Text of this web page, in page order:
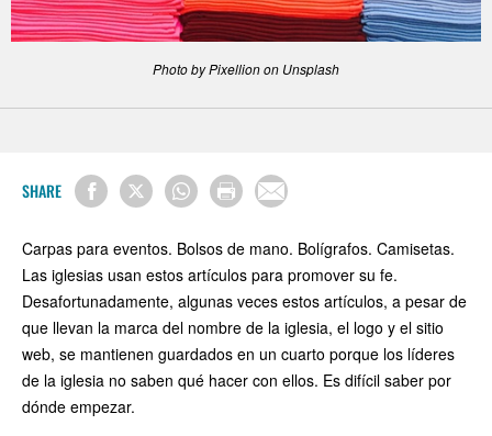
Photo by Pixellion on Unsplash
SHARE
Carpas para eventos. Bolsos de mano. Bolígrafos. Camisetas.
Las iglesias usan estos artículos para promover su fe.
Desafortunadamente, algunas veces estos artículos, a pesar de
que llevan la marca del nombre de la iglesia, el logo y el sitio
web, se mantienen guardados en un cuarto porque los líderes
de la iglesia no saben qué hacer con ellos. Es difícil saber por
dónde empezar.